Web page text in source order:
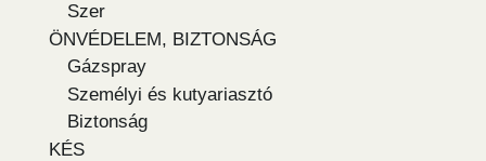
Szer
ÖNVÉDELEM, BIZTONSÁG
Gázspray
Személyi és kutyariasztó
Biztonság
KÉS